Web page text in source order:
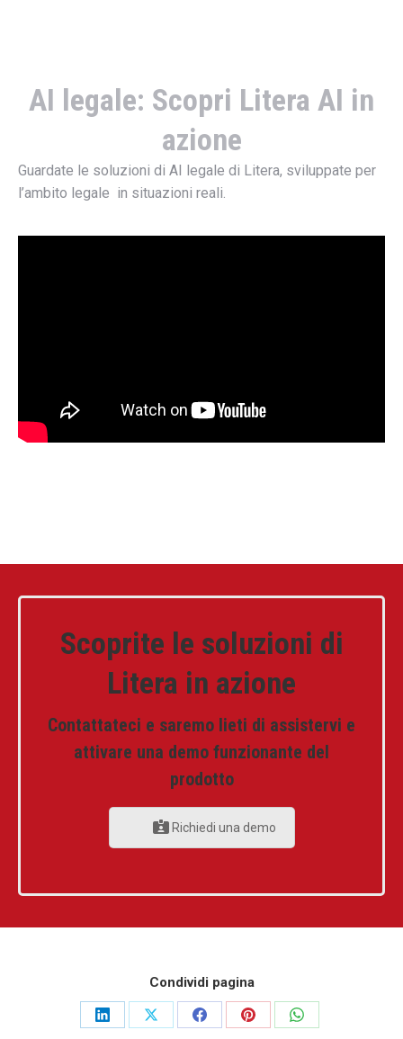
AI legale: Scopri Litera AI in
azione
Guardate le soluzioni di AI legale di Litera, sviluppate per
l’ambito legale in situazioni reali.
Scoprite le soluzioni di
Litera in azione
Contattateci e saremo lieti di assistervi e
attivare una demo funzionante del
prodotto
Richiedi una demo
Condividi pagina
Share
Share
Share
Share
Share